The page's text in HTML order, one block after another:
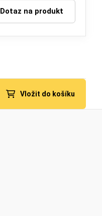
Dotaz na produkt
Vložit do košíku